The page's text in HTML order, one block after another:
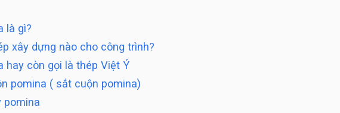
là gì?
xây dựng nào cho công trình?
hay còn gọi là thép Việt Ý
pomina ( sắt cuộn pomina)
pomina